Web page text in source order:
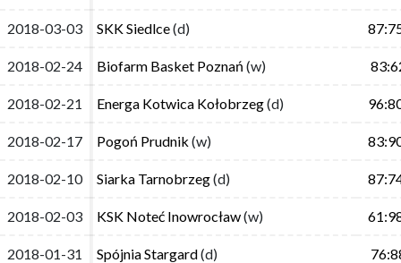
2018-03-03 SKK Siedlce(d)
2018-02-24 Biofarm Basket Poznań (w)
2018-02-21 Energa Kotwica Kołobrzeg(d)
2018-02-17 Pogoń Prudnik (w)
2018-02-10 Siarka Tarnobrzeg(d)
2018-02-03 KSK Noteć Inowrocław(w)
2018-01-31 Spójnia Stargard(d)
2018-03-03 SKK Siedlce(d)
2018-02-24 Biofarm Basket Poznań (w)
2018-02-21 Energa Kotwica Kołobrzeg(d)
2018-02-17 Pogoń Prudnik (w)
2018-02-10 Siarka Tarnobrzeg(d)
2018-02-03 KSK Noteć Inowrocław(w)
2018-01-31 Spójnia Stargard(d)